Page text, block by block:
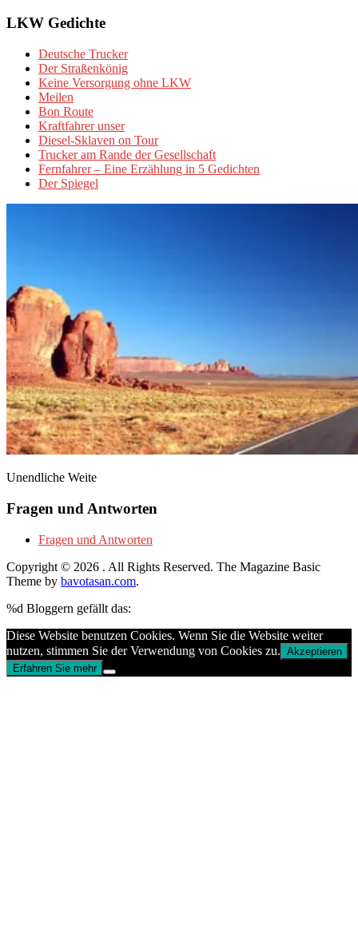
LKW Gedichte
Deutsche Trucker
Der Straßenkönig
Keine Versorgung ohne LKW
Meilen
Bon Route
Kraftfahrer unser
Diesel-Sklaven on Tour
Trucker am Rande der Gesellschaft
Fernfahrer – Eine Erzählung in 5 Gedichten
Der Spiegel
Unendliche Weite
Fragen und Antworten
Fragen und Antworten
Copyright © 2026 . All Rights Reserved. The Magazine Basic
Theme by bavotasan.com.
%d Bloggern gefällt das:
Diese Website benutzen Cookies. Wenn Sie die Website weiter
nutzen, stimmen Sie der Verwendung von Cookies zu. Akzeptieren
Erfahren Sie mehr